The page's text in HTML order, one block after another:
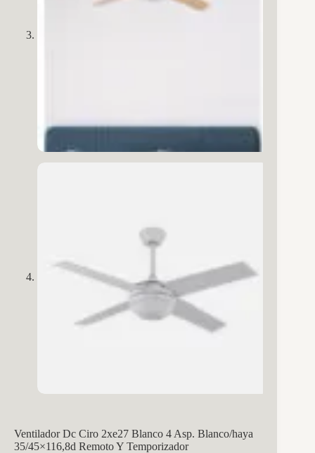
Ventilador Dc Ciro 2xe27 Blanco 4 Asp. Blanco/haya
35/45×116,8d Remoto Y Temporizador